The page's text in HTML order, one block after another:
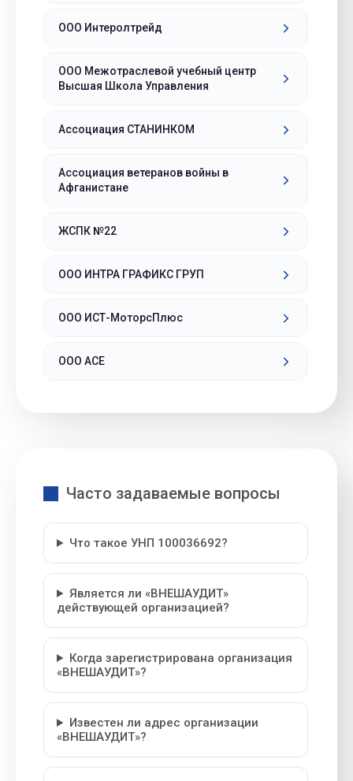
ООО Интеролтрейд
ООО Межотраслевой учебный центр
Высшая Школа Управления
Ассоциация СТАНИНКОМ
Ассоциация ветеранов войны в
Афганистане
ЖСПК №22
ООО ИНТРА ГРАФИКС ГРУП
ООО ИСТ-МоторсПлюс
ООО АСЕ
Часто задаваемые вопросы
Что такое УНП 100036692?
Является ли «ВНЕШАУДИТ»
действующей организацией?
Когда зарегистрирована организация
«ВНЕШАУДИТ»?
Известен ли адрес организации
«ВНЕШАУДИТ»?